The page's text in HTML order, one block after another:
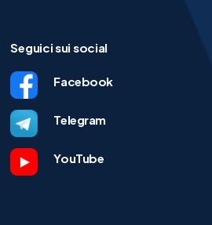
Seguici sui social
Facebook
Telegram
YouTube